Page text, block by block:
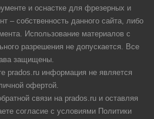
и оснастке для фрезерных и
– собственность данного сайта, либо
Использование материалов с
разрешения не допускается. Все
защищены.
prados.ru информация не является
офертой.
связи на prados.ru и оставляя
согласие с условиями Политики